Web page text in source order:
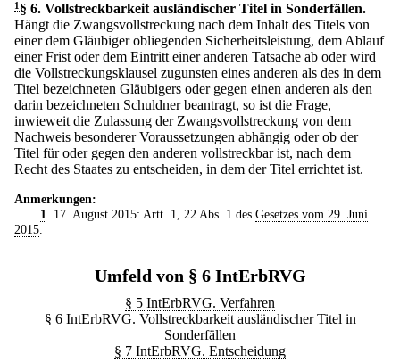
1 § 6. Vollstreckbarkeit ausländischer Titel in Sonderfällen.
Hängt die Zwangsvollstreckung nach dem Inhalt des Titels von
einer dem Gläubiger obliegenden Sicherheitsleistung, dem Ablauf
einer Frist oder dem Eintritt einer anderen Tatsache ab oder wird
die Vollstreckungsklausel zugunsten eines anderen als des in dem
Titel bezeichneten Gläubigers oder gegen einen anderen als den
darin bezeichneten Schuldner beantragt, so ist die Frage,
inwieweit die Zulassung der Zwangsvollstreckung von dem
Nachweis besonderer Voraussetzungen abhängig oder ob der
Titel für oder gegen den anderen vollstreckbar ist, nach dem
Recht des Staates zu entscheiden, in dem der Titel errichtet ist.
Anmerkungen:
1
. 17. August 2015: Artt. 1, 22 Abs. 1 des Gesetzes vom 29. Juni
2015
Umfeld von § 6 IntErbRVG
§ 5 IntErbRVG. Verfahren
§ 6 IntErbRVG. Vollstreckbarkeit ausländischer Titel in
Sonderfällen
§ 7 IntErbRVG. Entscheidung